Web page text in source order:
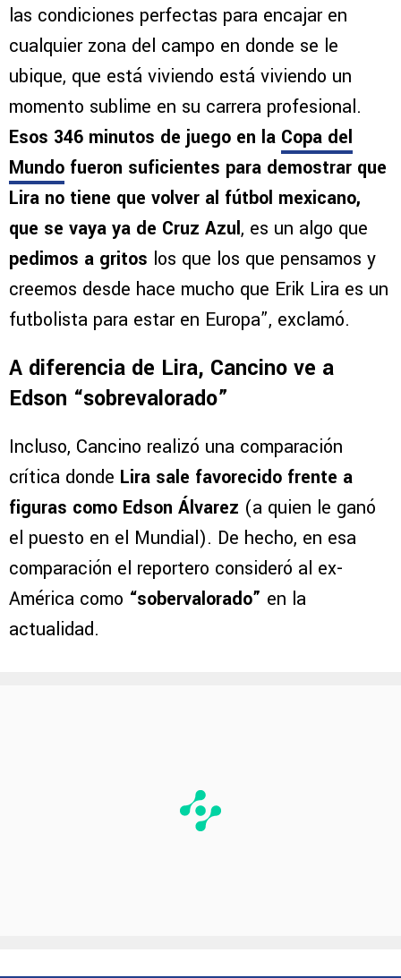
las condiciones perfectas para encajar en
cualquier zona del campo en donde se le
ubique, que está viviendo está viviendo un
momento sublime en su carrera profesional.
Esos 346 minutos de juego en la Copa del
Mundo fueron suficientes para demostrar que
Lira no tiene que volver al fútbol mexicano,
que se vaya ya de Cruz Azul, es un algo que
pedimos a gritos los que los que pensamos y
creemos desde hace mucho que Erik Lira es un
futbolista para estar en Europa”, exclamó.
A diferencia de Lira, Cancino ve a
Edson “sobrevalorado”
Incluso, Cancino realizó una comparación
crítica donde Lira sale favorecido frente a
figuras como Edson Álvarez (a quien le ganó
el puesto en el Mundial). De hecho, en esa
comparación el reportero consideró al ex-
América como “sobervalorado” en la
actualidad.